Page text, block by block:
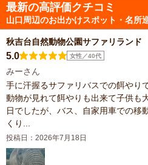
最新の高評価クチコミ
山口周辺のお出かけスポット・名所
秋吉台自然動物公園サファリランド
5.0 女性／40代
みーさん
手に汗握るサファリバスでの餌やり
動物が見れて餌やりも出来て子供も
日でしたが、バス、自家用車での移
くり...
投稿日：2026年7月18日